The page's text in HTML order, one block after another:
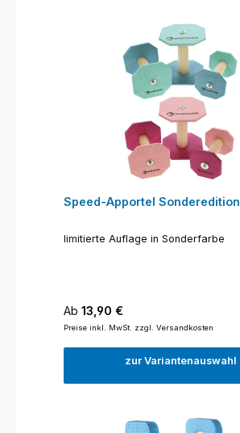
Speed-Apportel Sonderedition
limitierte Auflage in Sonderfarbe
Regulärer Preis:
Ab 13,90 €
Preise inkl. MwSt. zzgl. Versandkosten
zur Variantenauswahl